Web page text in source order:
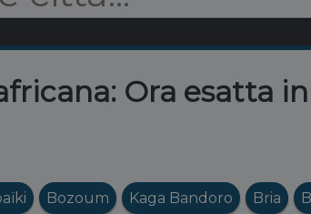
Ora esatta
Bozoum Kaga Bandoro Bria